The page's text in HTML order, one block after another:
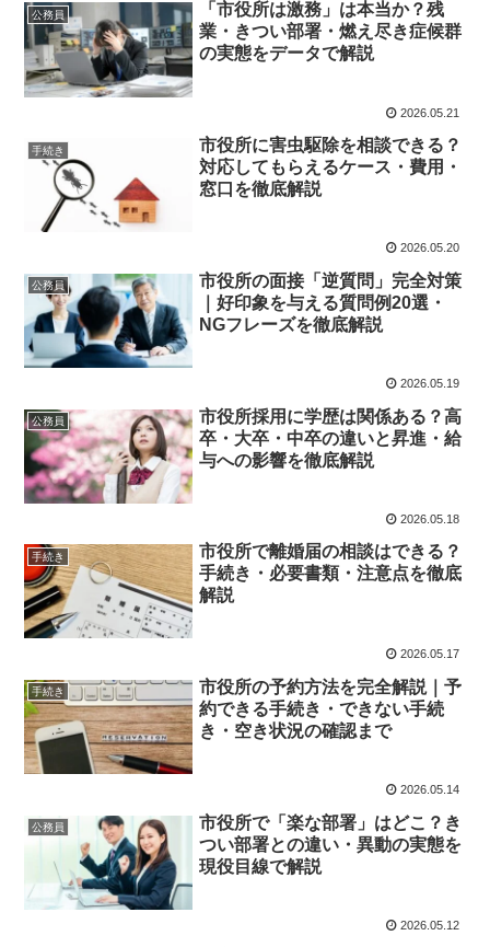
公務員
「市役所は激務」は本当か？残
業・きつい部署・燃え尽き症候群
の実態をデータで解説
2026.05.21
手続き
市役所に害虫駆除を相談できる？
対応してもらえるケース・費用・
窓口を徹底解説
2026.05.20
公務員
市役所の面接「逆質問」完全対策
｜好印象を与える質問例20選・
NGフレーズを徹底解説
2026.05.19
公務員
市役所採用に学歴は関係ある？高
卒・大卒・中卒の違いと昇進・給
与への影響を徹底解説
2026.05.18
手続き
市役所で離婚届の相談はできる？
手続き・必要書類・注意点を徹底
解説
2026.05.17
手続き
市役所の予約方法を完全解説｜予
約できる手続き・できない手続
き・空き状況の確認まで
2026.05.14
公務員
市役所で「楽な部署」はどこ？き
つい部署との違い・異動の実態を
現役目線で解説
2026.05.12